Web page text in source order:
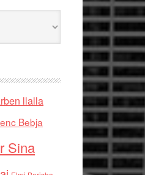
llalla
Bebja
Sina